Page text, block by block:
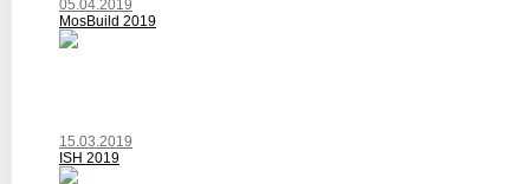
05.04.2019
MosBuild 2019
15.03.2019
ISH 2019